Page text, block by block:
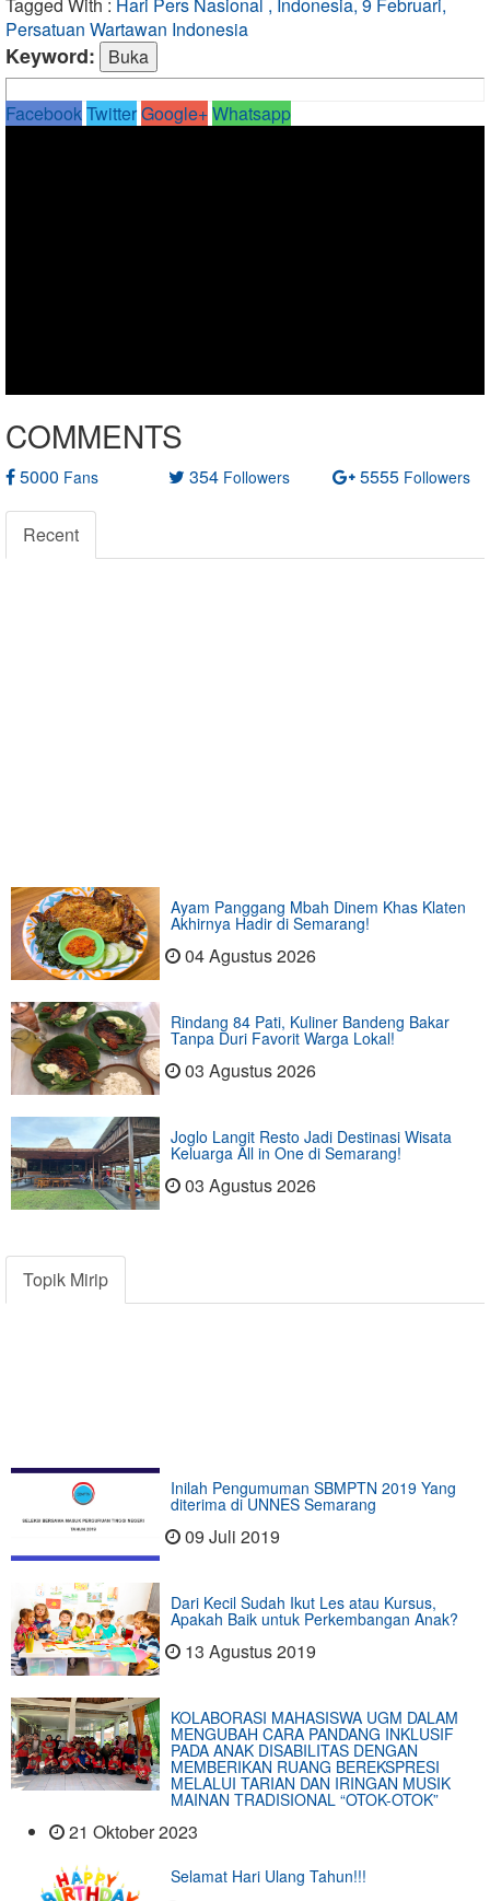
Persatuan Wartawan Indonesia
Keyword:
FacebookTwitterGoogle+Whatsapp
COMMENTS
5000 Fans 354 Followers 5555 Followers
Recent
Ayam Panggang Mbah Dinem Khas Klaten
Akhirnya Hadir di Semarang!
04 Agustus 2026
Rindang 84 Pati, Kuliner Bandeng Bakar
Tanpa Duri Favorit Warga Lokal!
03 Agustus 2026
Joglo Langit Resto Jadi Destinasi Wisata
Keluarga All in One di Semarang!
03 Agustus 2026
Topik Mirip
Inilah Pengumuman SBMPTN 2019 Yang
diterima di UNNES Semarang
09 Juli 2019
Dari Kecil Sudah Ikut Les atau Kursus,
Apakah Baik untuk Perkembangan Anak?
13 Agustus 2019
KOLABORASI MAHASISWA UGM DALAM
MENGUBAH CARA PANDANG INKLUSIF
PADA ANAK DISABILITAS DENGAN
MEMBERIKAN RUANG BEREKSPRESI
MELALUI TARIAN DAN IRINGAN MUSIK
MAINAN TRADISIONAL “OTOK-OTOK”
21 Oktober 2023
Selamat Hari Ulang Tahun!!!